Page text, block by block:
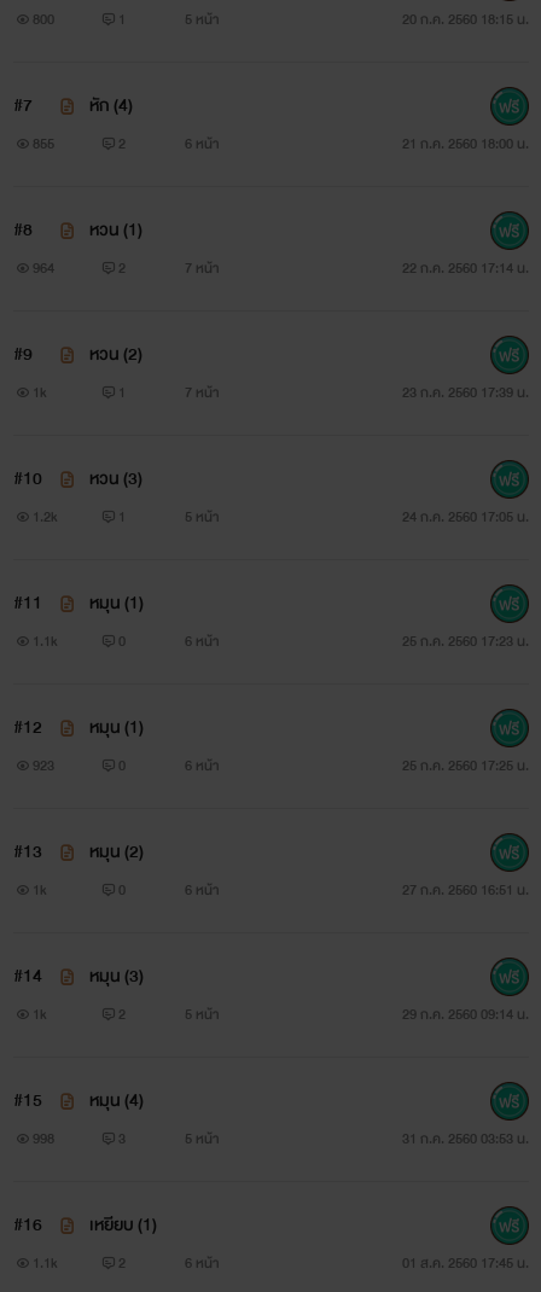
พลาดพลั้งบังเอิญรัก
www.mebmarket.com
สักพัก'ยังไม่ร้ายเท่ากับการพลั้งใจรักสามีตัวเอง
.......................................................... “เราห่างกันสัก
คิดจะทิ้งเขาก็ใช่แต่ว่าพอถูกชิงบอกเลิกก่อนเช่นนี้จะไม่ให้ตกใจจน
พูดไม่ออกได้อย่างไรกัน “ไม่ต้องห่างแล้ว! ห่างไปก็เสียเวลา หย่า
เขาจึงเอ่ยคำปฏิเสธได้ชัดเจนหนักแน่นขนาดนั้นทั้งที่มันเป็นคำ
พราภัค
แค่พลาดแต่งงานกับผู้ชายด้านชาแค่ถูกเขาบอกว่า 'ห่างกัน
.......................................................... “เราห่างกันสัก
พักเถอะ” อะไรนะ!!! เตวิษาอึ้งไป พี่รงพูดว่าไงนะ เธอหงุดหงิดจน
พูดไม่ออกได้อย่างไรกัน “ไม่ต้องห่างแล้ว! ห่างไปก็เสียเวลา หย่า
เลยดีกว่า ไปหย่ากัน” “พูดอะไร!” “พี่มีคนอื่นใช่ไหม” “ไม่!” ทำไม
โกหกแท้ๆ และทำไมเขาต้องปากแข็งด้วย กล้าทำก็ควรกล้ารับ
ออกมาให้สมศักดิ์ศรีชายชาตรีสิ
800 1 5 หน้า 20 ก.ค. 2560 18:15 น.
#7 หัก (4)
855 2 6 หน้า 21 ก.ค. 2560 18:00 น.
#8 หวน (1)
964 2 7 หน้า 22 ก.ค. 2560 17:14 น.
#9 หวน (2)
1k 1 7 หน้า 23 ก.ค. 2560 17:39 น.
#10 หวน (3)
1.2k 1 5 หน้า 24 ก.ค. 2560 17:05 น.
#11 หมุน (1)
1.1k 0 6 หน้า 25 ก.ค. 2560 17:23 น.
#12 หมุน (1)
923 0 6 หน้า 25 ก.ค. 2560 17:25 น.
#13 หมุน (2)
1k 0 6 หน้า 27 ก.ค. 2560 16:51 น.
#14 หมุน (3)
1k 2 5 หน้า 29 ก.ค. 2560 09:14 น.
#15 หมุน (4)
998 3 5 หน้า 31 ก.ค. 2560 03:53 น.
#16 เหยียบ (1)
1.1k 2 6 หน้า 01 ส.ค. 2560 17:45 น.